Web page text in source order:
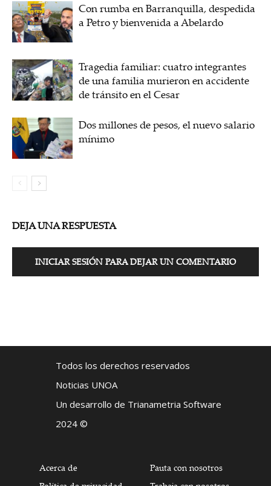
Con rumba en Barranquilla, despedida
a Petro y bienvenida a Abelardo
Tragedia familiar: cuatro integrantes
de una familia murieron en accidente
de tránsito en el Cesar
Dos millones de pesos, el nuevo salario
mínimo
DEJA UNA RESPUESTA
INICIAR SESIÓN PARA DEJAR UN COMENTARIO
Todos los derechos reservados
Noticias UNOA
Un desarrollo de Trianametria Software
2024 ©
Acerca de
Pauta con nosotros